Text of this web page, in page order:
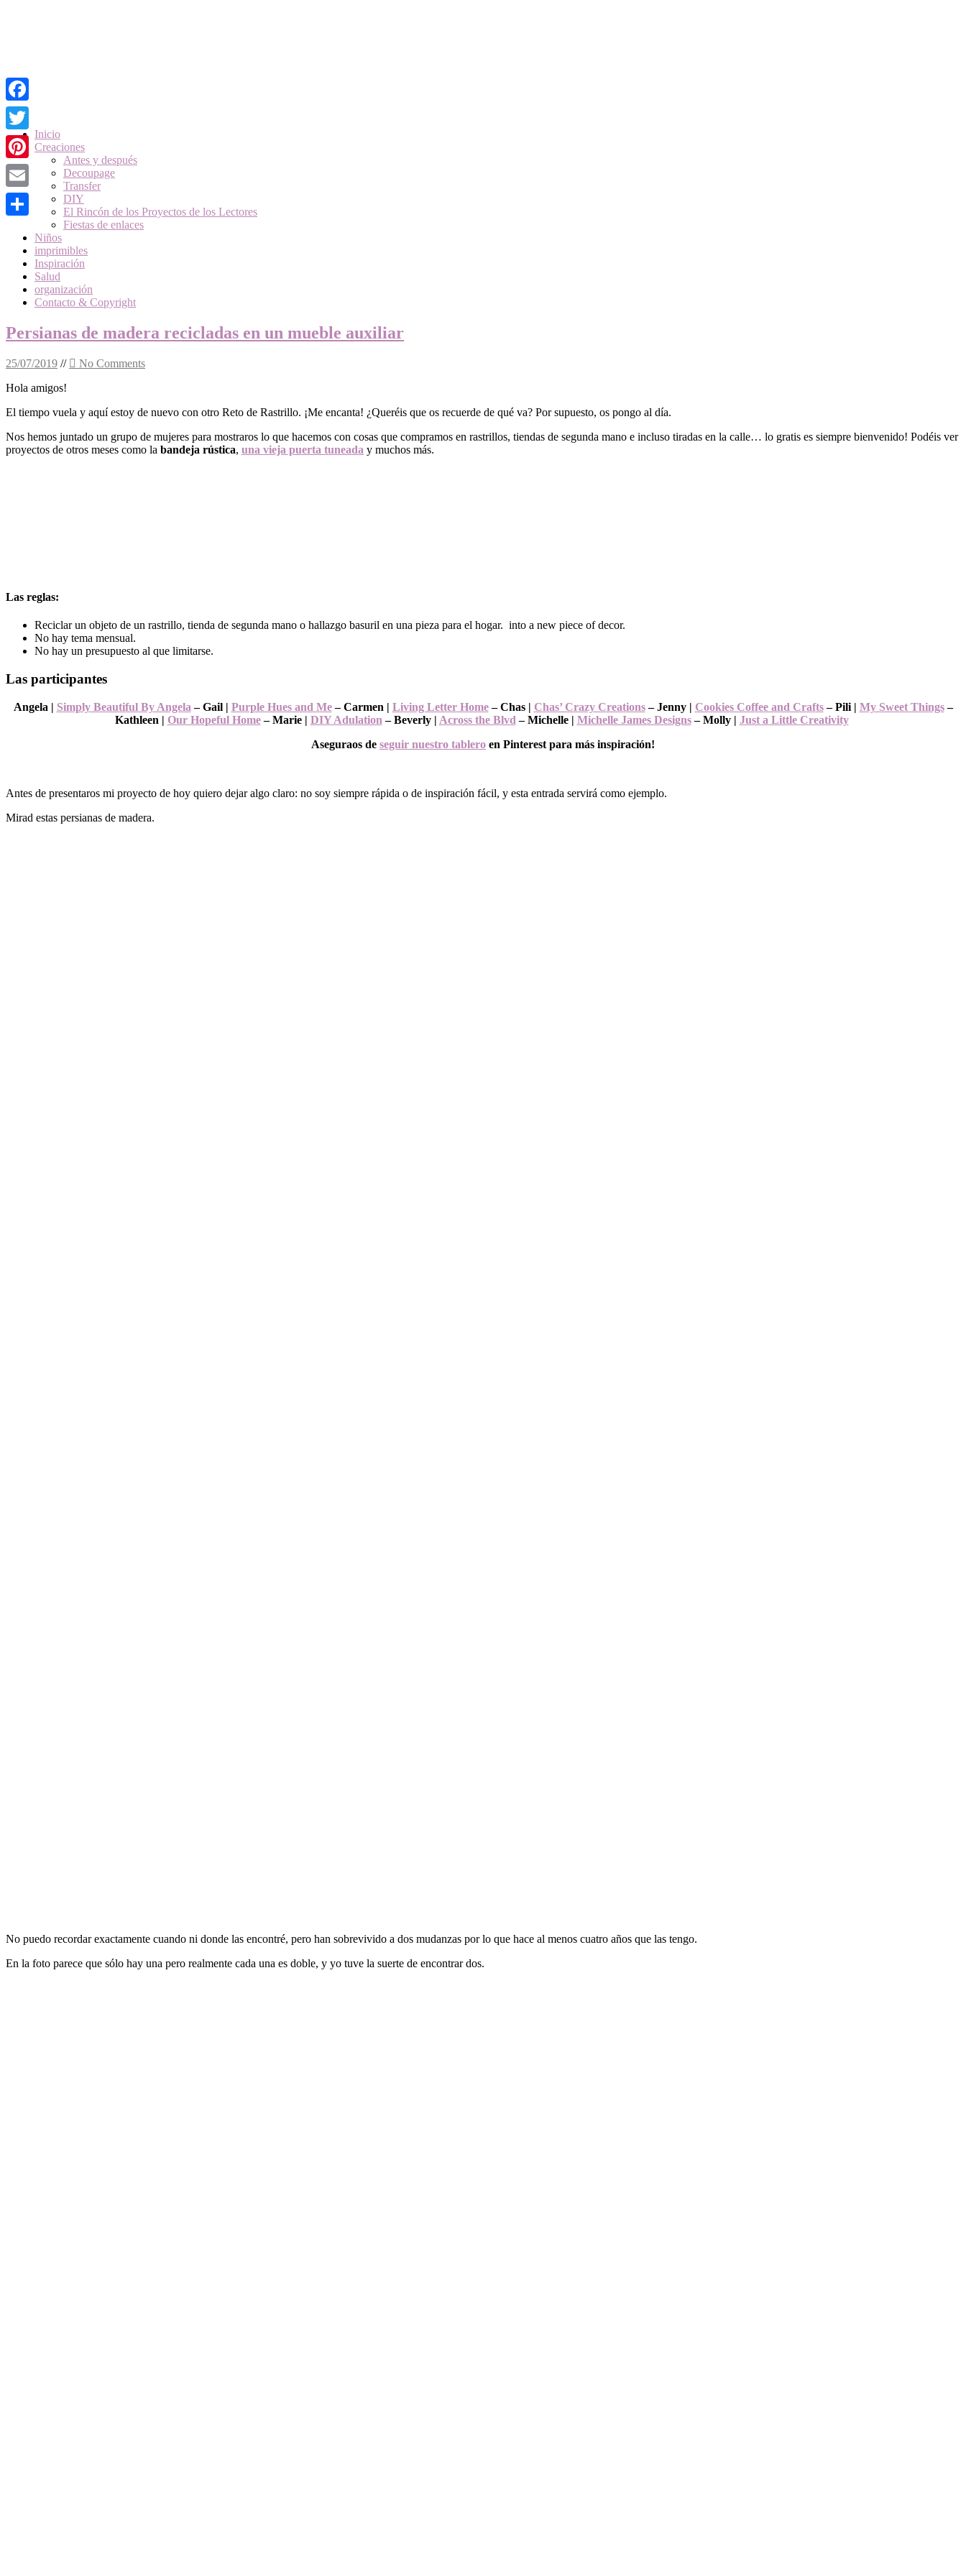
Skip
to
content
Inicio
Creaciones
Antes y después
Decoupage
Transfer
DIY
El Rincón de los Proyectos de los Lectores
Fiestas de enlaces
Niños
imprimibles
Inspiración
Salud
organización
Contacto & Copyright
Persianas de madera recicladas en un mueble auxiliar
25/07/2019 //
No Comments
Hola amigos!
El tiempo vuela y aquí estoy de nuevo con otro Reto de Rastrillo. ¡Me encanta! ¿Queréis que os recuerde de qué va? Por supuesto, os pongo al día.
Nos hemos juntado un grupo de mujeres para mostraros lo que hacemos con cosas que compramos en rastrillos, tiendas de segunda mano e incluso tiradas en la calle… lo gratis es siempre bienvenido! Podéis ver
proyectos de otros meses como la bandeja rústica, una vieja puerta tuneada y muchos más.
Las reglas:
Reciclar un objeto de un rastrillo, tienda de segunda mano o hallazgo basuril en una pieza para el hogar. into a new piece of decor.
No hay tema mensual.
No hay un presupuesto al que limitarse.
Las participantes
Angela | Simply Beautiful By Angela – Gail | Purple Hues and Me– Carmen | Living Letter Home– Chas | Chas’ Crazy Creations– Jenny | Cookies Coffee and Crafts– Pili | My Sweet Things–
Kathleen | Our Hopeful Home– Marie | DIY Adulation – Beverly | Across the Blvd – Michelle | Michelle James Designs– Molly | Just a Little Creativity
Aseguraos de seguir nuestro tablero en Pinterest para más inspiración!
Antes de presentaros mi proyecto de hoy quiero dejar algo claro: no soy siempre rápida o de inspiración fácil, y esta entrada servirá como ejemplo.
Mirad estas persianas de madera.
No puedo recordar exactamente cuando ni donde las encontré, pero han sobrevivido a dos mudanzas por lo que hace al menos cuatro años que las tengo.
En la foto parece que sólo hay una pero realmente cada una es doble, y yo tuve la suerte de encontrar dos.
Facebook
Twitter
Pinterest
Email
Compartir